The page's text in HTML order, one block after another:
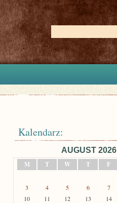
Kalendarz:
AUGUST 2026
M
T W T F
3
4 5 6 7
10
11 12 13 14